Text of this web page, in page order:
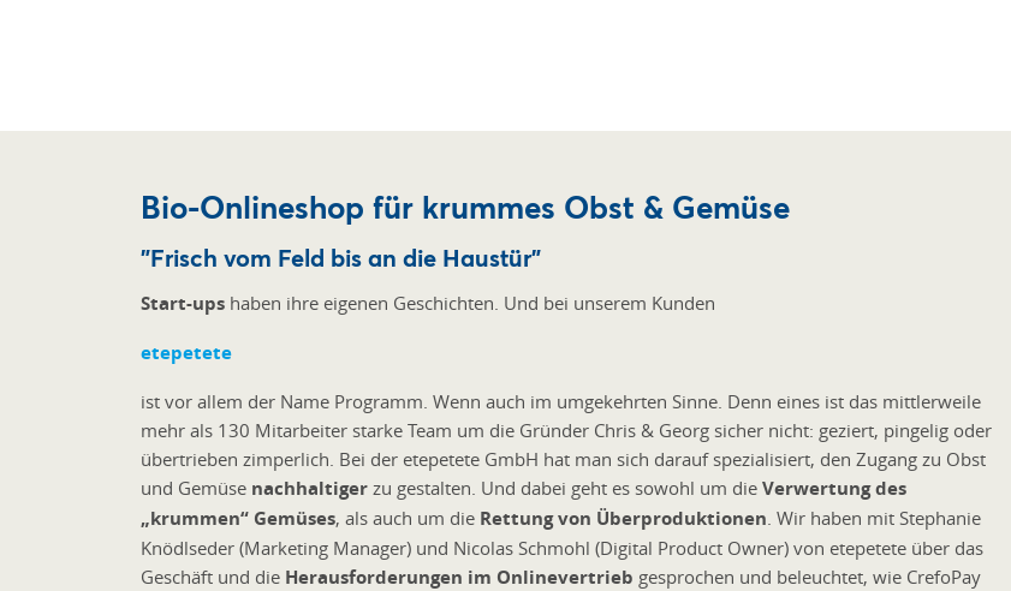
Bio-Onlineshop für krummes Obst & Gemüse
"Frisch vom Feld bis an die Haustür"
Start-ups haben ihre eigenen Geschichten. Und bei unserem Kunden
etepetete
ist vor allem der Name Programm. Wenn auch im umgekehrten Sinne. Denn eines ist das mittlerweile
mehr als 130 Mitarbeiter starke Team um die Gründer Chris & Georg sicher nicht: geziert, pingelig oder
übertrieben zimperlich. Bei der etepetete GmbH hat man sich darauf spezialisiert, den Zugang zu Obst
und Gemüse nachhaltiger zu gestalten. Und dabei geht es sowohl um die Verwertung des
„krummen“ Gemüses, als auch um die Rettung von Überproduktionen. Wir haben mit Stephanie
Knödlseder (Marketing Manager) und Nicolas Schmohl (Digital Product Owner) von etepetete über das
Geschäft und die Herausforderungen im Onlinevertrieb gesprochen und beleuchtet, wie CrefoPay